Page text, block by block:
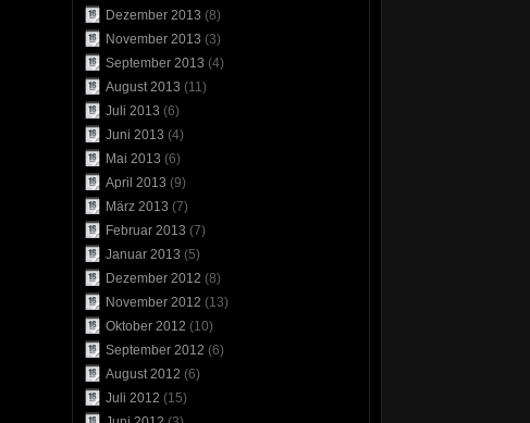
Dezember 2013 (8)
November 2013 (3)
September 2013 (4)
August 2013 (11)
Juli 2013 (6)
Juni 2013 (4)
Mai 2013 (6)
April 2013 (9)
März 2013 (7)
Februar 2013 (7)
Januar 2013 (5)
Dezember 2012 (8)
November 2012 (13)
Oktober 2012 (10)
September 2012 (6)
August 2012 (6)
Juli 2012 (15)